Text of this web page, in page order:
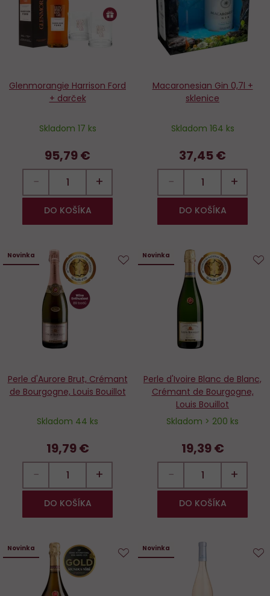
Glenmorangie Harrison Ford
+ darček
Skladom 17 ks
95,79 €
− +
DO KOŠÍKA
Macaronesian Gin 0,7l +
sklenice
Skladom 164 ks
37,45 €
− +
DO KOŠÍKA
Novinka
Perle d'Aurore Brut, Crémant
de Bourgogne, Louis Bouillot
Skladom 44 ks
19,79 €
− +
DO KOŠÍKA
obľúbených
Novinka
Perle d'Ivoire Blanc de Blanc,
Crémant de Bourgogne,
Louis Bouillot
Skladom > 200 ks
19,39 €
− +
DO KOŠÍKA
Novinka Novinka